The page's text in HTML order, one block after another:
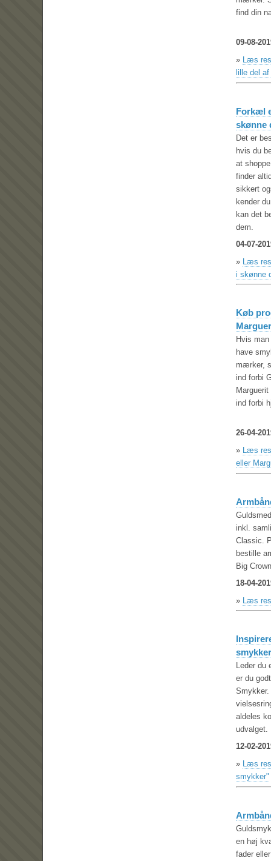
find din
09-08-
» Læs
lille del
Forkæl
skønne
Det er
hvis du
at
finder
sikkert
kender
kan det
dem.
04-07-
» Læs
i skønne
Køb
Hvis
have
mærker,
ind forbi
ind forbi
26-04-
» Læs
eller
inkl.
Classic.
bestille
Big
18-04-
» Læs
smykker
Leder du
er du
aldeles
udvalget.
12-02-
» Læs
smykker"
en høj
fader